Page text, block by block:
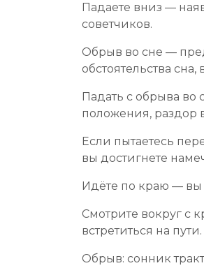
Падаете вниз —
советчиков.
Обрыв во сне —
обстоятельства
Падать с обрыва
положения, раздор
Если пытаетесь
вы достигнете
Идёте по краю — вы
Смотрите вокруг с
встретиться на
Обрыв: сонник